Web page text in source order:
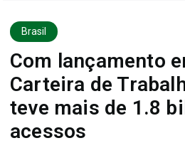
Brasil
Com lançamento
Carteira de
teve mais de 1.8
acessos